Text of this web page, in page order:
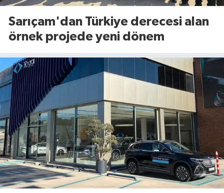
Sarıçam'dan Türkiye derecesi alan
örnek projede yeni dönem